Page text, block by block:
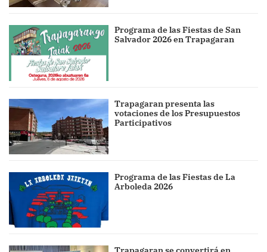
Programa de las Fiestas de San
Salvador 2026 en Trapagaran
Trapagaran presenta las
votaciones de los Presupuestos
Participativos
Programa de las Fiestas de La
Arboleda 2026